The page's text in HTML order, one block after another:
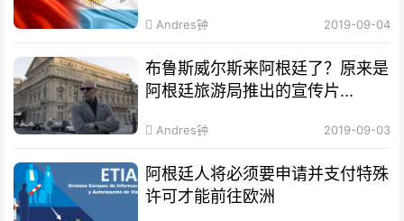
Andres钟 2019-09-04
布鲁斯威尔斯来阿根廷了？原来是
阿根廷旅游局推出的宣传片...
Andres钟 2019-09-03
阿根廷人将必须要申请并支付特殊
许可才能前往欧洲